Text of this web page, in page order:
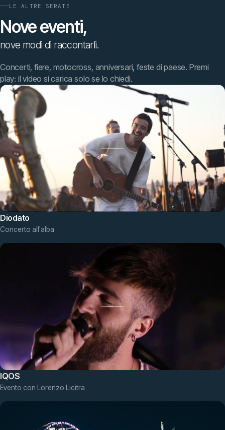
LE ALTRE SERATE
Noveeventi,
nove modi di raccontarli.
Concerti, fiere, motocross, anniversari, feste di paese. Premi
play: il video si carica solo se lo chiedi.
Diodato
Concerto all'alba
IQOS
Evento con Lorenzo Licitra